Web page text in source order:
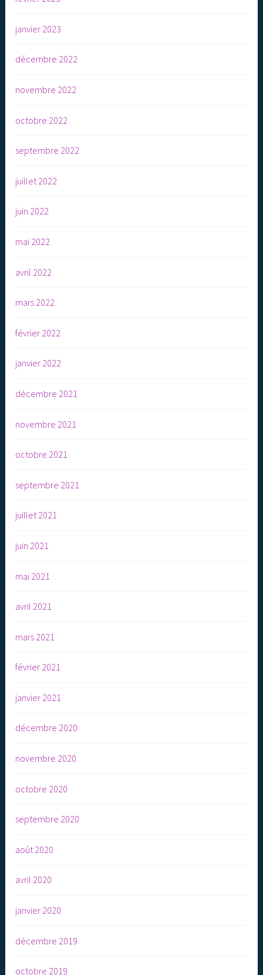
janvier 2023
décembre 2022
novembre 2022
octobre 2022
septembre 2022
juillet 2022
juin 2022
mai 2022
avril 2022
mars 2022
février 2022
janvier 2022
décembre 2021
novembre 2021
octobre 2021
septembre 2021
juillet 2021
juin 2021
mai 2021
avril 2021
mars 2021
février 2021
janvier 2021
décembre 2020
novembre 2020
octobre 2020
septembre 2020
août 2020
avril 2020
janvier 2020
décembre 2019
octobre 2019